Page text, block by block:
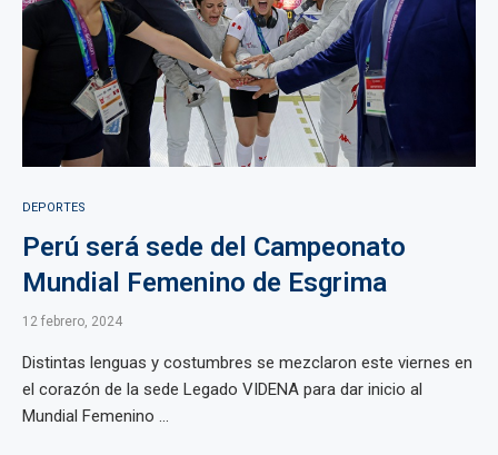
DEPORTES
Perú será sede del Campeonato
Mundial Femenino de Esgrima
12 febrero, 2024
Distintas lenguas y costumbres se mezclaron este viernes en
el corazón de la sede Legado VIDENA para dar inicio al
Mundial Femenino ...